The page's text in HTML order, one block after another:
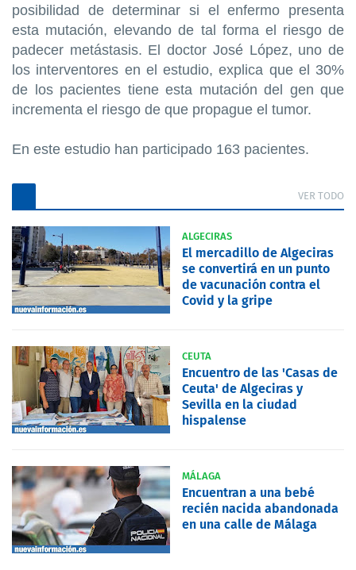
posibilidad de determinar si el enfermo presenta
esta mutación, elevando de tal forma el riesgo de
padecer metástasis. El doctor José López, uno de
los interventores en el estudio, explica que el 30%
de los pacientes tiene esta mutación del gen que
incrementa el riesgo de que propague el tumor.
En este estudio han participado 163 pacientes.
VER TODO
ALGECIRAS
El mercadillo de Algeciras
se convertirá en un punto
de vacunación contra el
Covid y la gripe
CEUTA
Encuentro de las 'Casas de
Ceuta' de Algeciras y
Sevilla en la ciudad
hispalense
MÁLAGA
Encuentran a una bebé
recién nacida abandonada
en una calle de Málaga